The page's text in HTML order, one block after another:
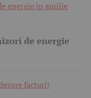
de energie